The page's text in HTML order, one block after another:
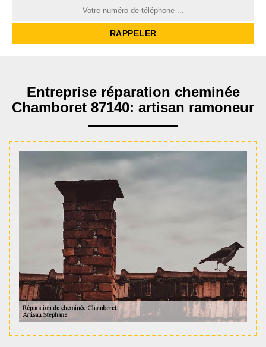
Entreprise réparation cheminée
Chamboret 87140: artisan ramoneur